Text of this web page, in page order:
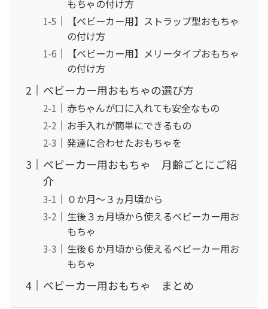
もちゃの付け方
【ベビーカー用】ストラップ型おもちゃ
の付け方
【ベビーカー用】メリータイプおもちゃ
の付け方
ベビーカー用おもちゃの選び方
赤ちゃんが口に入れても安全なもの
お手入れが簡単にできるもの
発達に合わせたおもちゃを
ベビーカー用おもちゃ 月齢ごとにご紹
介
０か月～３ヵ月頃から
生後３ヵ月頃から使えるベビーカー用お
もちゃ
生後６か月頃から使えるベビーカー用お
もちゃ
ベビーカー用おもちゃ まとめ